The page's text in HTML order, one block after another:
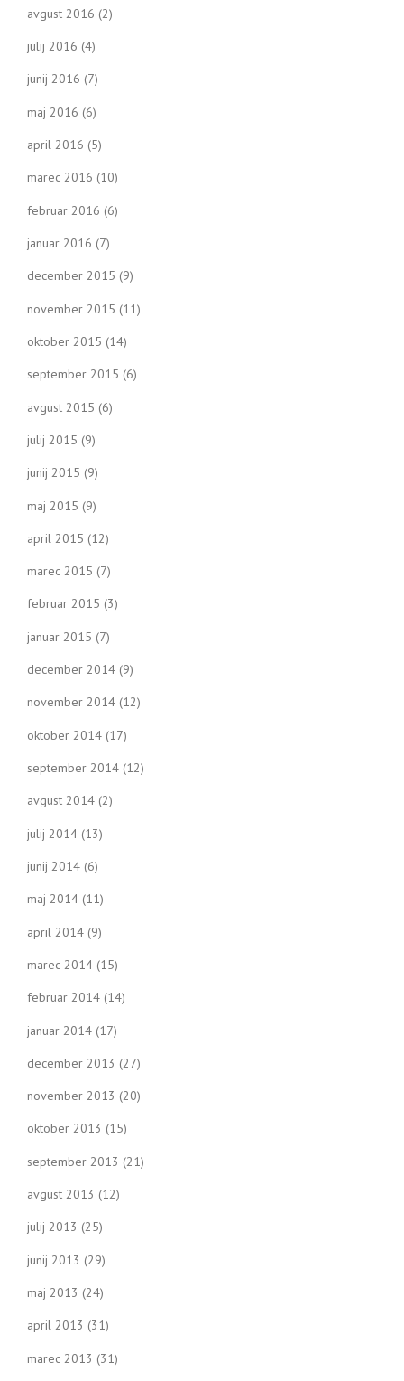
avgust 2016 (2)
julij 2016 (4)
junij 2016 (7)
maj 2016 (6)
april 2016 (5)
marec 2016 (10)
februar 2016 (6)
januar 2016 (7)
december 2015 (9)
november 2015 (11)
oktober 2015 (14)
september 2015 (6)
avgust 2015 (6)
julij 2015 (9)
junij 2015 (9)
maj 2015 (9)
april 2015 (12)
marec 2015 (7)
februar 2015 (3)
januar 2015 (7)
december 2014 (9)
november 2014 (12)
oktober 2014 (17)
september 2014 (12)
avgust 2014 (2)
julij 2014 (13)
junij 2014 (6)
maj 2014 (11)
april 2014 (9)
marec 2014 (15)
februar 2014 (14)
januar 2014 (17)
december 2013 (27)
november 2013 (20)
oktober 2013 (15)
september 2013 (21)
avgust 2013 (12)
julij 2013 (25)
junij 2013 (29)
maj 2013 (24)
april 2013 (31)
marec 2013 (31)